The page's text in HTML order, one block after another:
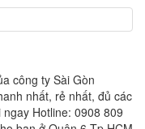
công ty Sài Gòn
nhất, rẻ nhất, đủ các
Hotline: 0908 809